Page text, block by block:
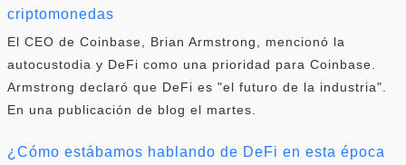
criptomonedas
El CEO de Coinbase, Brian Armstrong, mencionó la
autocustodia y DeFi como una prioridad para Coinbase.
Armstrong declaró que DeFi es "el futuro de la industria".
En una publicación de blog el martes.
¿Cómo estábamos hablando de DeFi en esta época